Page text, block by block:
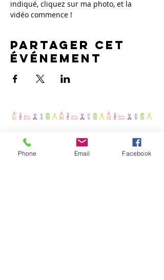
indiqué, cliquez sur ma photo, et la
vidéo commence !
Partager cet
événement
Phone Email Facebook